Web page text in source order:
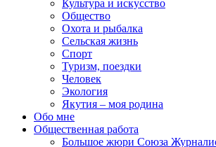
Культура и искусство
Общество
Охота и рыбалка
Сельская жизнь
Спорт
Туризм, поездки
Человек
Экология
Якутия – моя родина
Обо мне
Общественная работа
Большое жюри Союза